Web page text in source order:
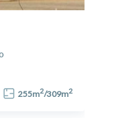
255m2/309m2